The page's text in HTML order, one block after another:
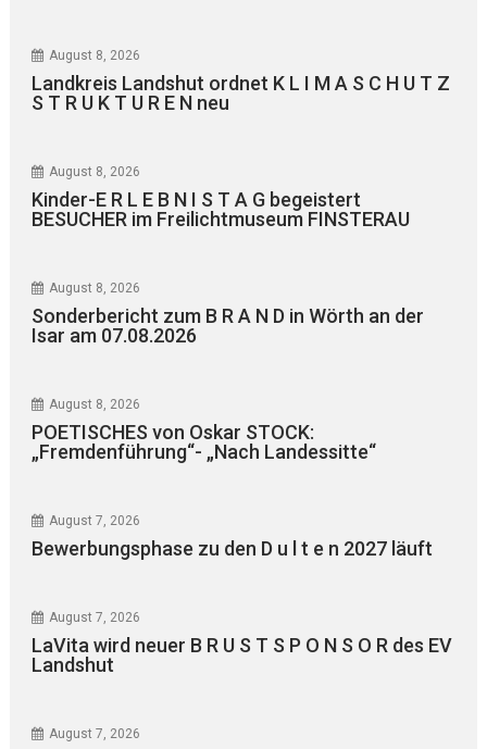
August 8, 2026
Landkreis Landshut ordnet K L I M A S C H U T Z
S T R U K T U R E N neu
August 8, 2026
Kinder-E R L E B N I S T A G begeistert
BESUCHER im Freilichtmuseum FINSTERAU
August 8, 2026
Sonderbericht zum B R A N D in Wörth an der
Isar am 07.08.2026
August 8, 2026
POETISCHES von Oskar STOCK:
„Fremdenführung“- „Nach Landessitte“
August 7, 2026
Bewerbungsphase zu den D u l t e n 2027 läuft
August 7, 2026
LaVita wird neuer B R U S T S P O N S O R des EV
Landshut
August 7, 2026